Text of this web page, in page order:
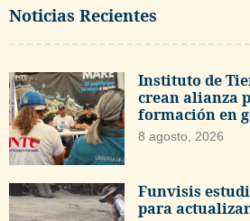
Noticias Recientes
Instituto de
crean alianza
formación en
8 agosto, 2026
Funvisis
para